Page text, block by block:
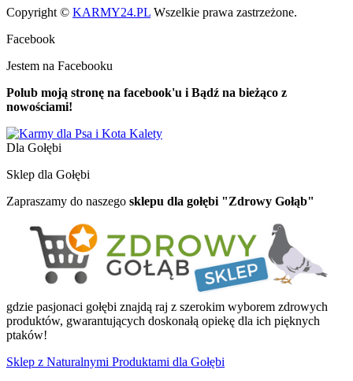
Copyright © KARMY24.PL Wszelkie prawa zastrzeżone.
Facebook
Jestem na Facebooku
Polub moją stronę na facebook'u i Bądź na bieżąco z
nowościami!
Dla Gołębi
Sklep dla Gołębi
Zapraszamy do naszego sklepu dla gołębi "Zdrowy Gołąb"
gdzie pasjonaci gołębi znajdą raj z szerokim wyborem zdrowych
produktów, gwarantujących doskonałą opiekę dla ich pięknych
ptaków!
Sklep z Naturalnymi Produktami dla Gołębi